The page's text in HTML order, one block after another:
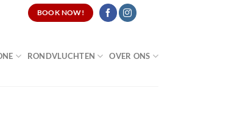
BOOK NOW!
RONDVLUCHTEN OVER ONS